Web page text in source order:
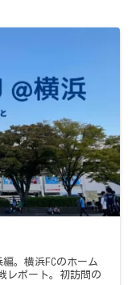
。横浜FCのホーム
レポート。初訪問の